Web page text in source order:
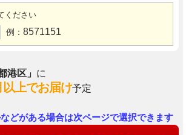
ください
例： 8571151
港区」 に
以上でお届け予定
どがある場合は次ページで選択できます